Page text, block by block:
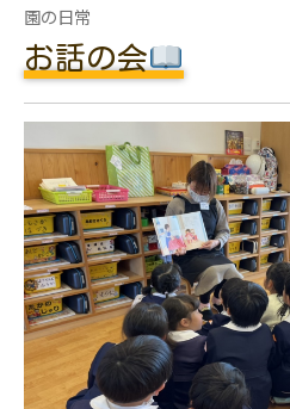
園の日常
お話の会